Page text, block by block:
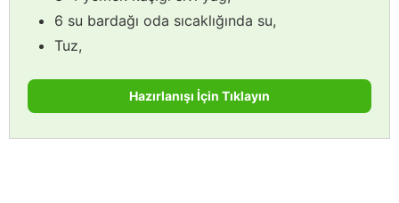
6 su bardağı oda sıcaklığında su,
Tuz,
Hazırlanışı İçin Tıklayın